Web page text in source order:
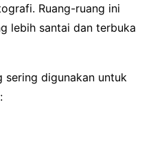
Ruang-ruang ini
lebih santai dan terbuka
digunakan untuk